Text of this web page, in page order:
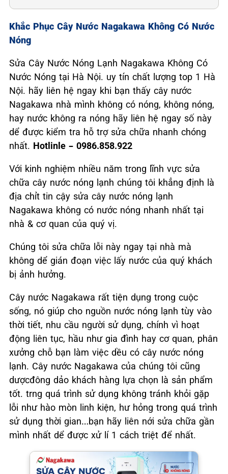
Khắc Phục Cây Nước Nagakawa Không Có Nước
Nóng
Sửa Cây Nước Nóng Lạnh Nagakawa Không Có
Nước Nóng tại Hà Nội. uy tín chất lượng top 1 Hà
Nội. hãy liên hệ ngay khi bạn thấy cây nước
Nagakawa nhà mình không có nóng, không nóng,
hay nước không ra nóng hãy liên hệ ngay số này
dể được kiểm tra hỗ trợ sửa chữa nhanh chóng
nhất. Hotlinle – 0986.858.922
Với kinh nghiệm nhiều năm trong lĩnh vực sửa
chữa cây nước nóng lạnh chúng tôi khẳng định là
địa chỉt tin cậy sửa cây nước nóng lạnh
Nagakawa không có nước nóng nhanh nhất tại
nhà & cơ quan của quý vị.
Chúng tôi sửa chữa lỗi này ngay tại nhà mà
không dể gián đoạn việc lấy nước của quý khách
bị ảnh hưởng.
Cây nước Nagakawa rất tiện dụng trong cuộc
sống, nó giúp cho nguồn nước nóng lạnh tùy vào
thời tiết, nhu cầu người sử dụng, chính vì hoạt
động liên tục, hầu như gia đình hay cơ quan, phân
xưởng chỗ bạn làm việc dều có cây nước nóng
lạnh. Cây nước Nagakawa của chúng tôi cũng
dượcđông dảo khách hàng lựa chọn là sản phẩm
tốt. trng quá trình sử dụng không tránh khỏi gặp
lỗi như hào mòn linh kiện, hư hỏng trong quá trình
sử dụng thời gian…bạn hãy liên nới sửa chữa gần
mình nhất dể được xử lí 1 cách triệt để nhất.